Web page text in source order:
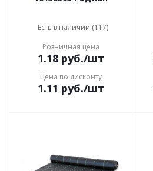
Есть в наличии (117)
Розничная цена
1.18руб./шт
Цена по дисконту
1.11 руб./шт